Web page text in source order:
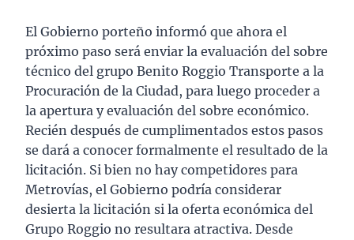
El Gobierno porteño informó que ahora el
próximo paso será enviar la evaluación del sobre
técnico del grupo Benito Roggio Transporte a la
Procuración de la Ciudad, para luego proceder a
la apertura y evaluación del sobre económico.
Recién después de cumplimentados estos pasos
se dará a conocer formalmente el resultado de la
licitación. Si bien no hay competidores para
Metrovías, el Gobierno podría considerar
desierta la licitación si la oferta económica del
Grupo Roggio no resultara atractiva. Desde